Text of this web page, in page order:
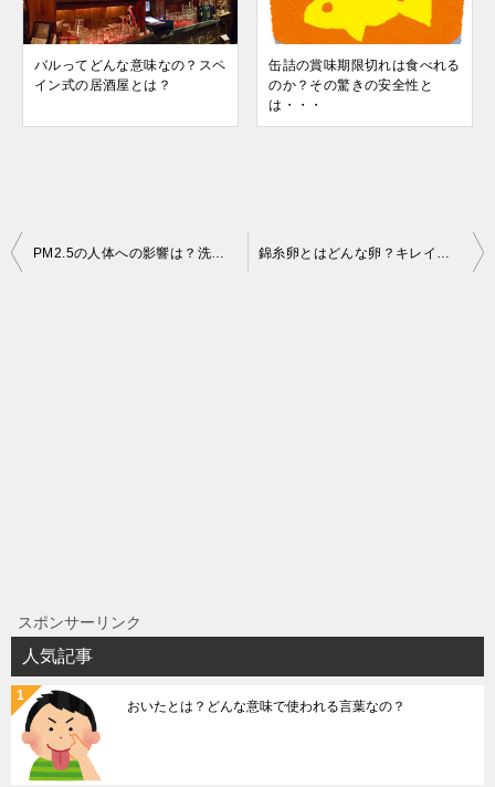
バルってどんな意味なの？スペ
イン式の居酒屋とは？
缶詰の賞味期限切れは食べれる
のか？その驚きの安全性と
は・・・
投
スポンサーリンク
人気記事
おいたとは？どんな意味で使われる言葉なの？